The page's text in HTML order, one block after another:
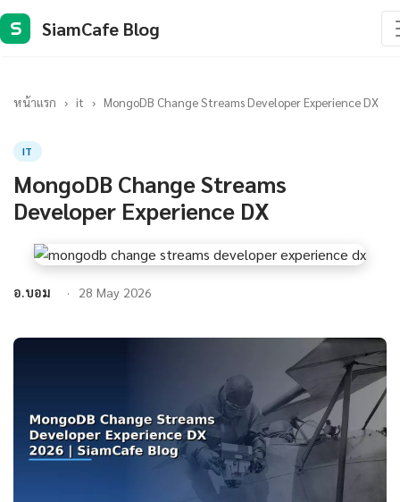
S SiamCafe Blog
หน้าแรก › it › MongoDB Change Streams Developer Experience DX
IT
MongoDB Change Streams
Developer Experience DX
อ.บอม 28 May 2026